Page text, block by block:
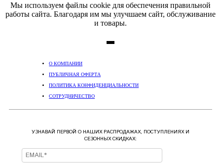
Мы используем файлы cookie для обеспечения правильной
работы сайта. Благодаря им мы улучшаем сайт, обслуживание
и товары.
О КОМПАНИИ
ПУБЛИЧНАЯ ОФЕРТА
ПОЛИТИКА КОНФИДЕНЦИАЛЬНОСТИ
СОТРУДНИЧЕСТВО
УЗНАВАЙ ПЕРВОЙ О НАШИХ РАСПРОДАЖАХ, ПОСТУПЛЕНИЯХ И
СЕЗОННЫХ СКИДКАХ: